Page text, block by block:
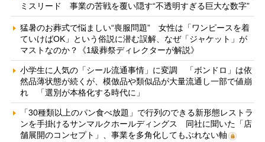
ミスリード 事業の苦戦を覆い隠す“不透明すぎる巨大な数字”
猛暑のお葬式で悩ましい“喪服問題” 女性は「ワンピースを着
ていけばOK」という俗説に潜む誤解、なぜ「ジャケット」が
マストなのか？《1級葬祭ディレクターが解説》
小学生に人気の「シール流通事情」に変調 「ボンドロ」は依
然品薄状態が続くが、模倣品や類似品が大量流通し一部で値崩
れ 「選別が本格化する時代に」
「30種類以上のパン食べ放題」で行列のできる新形態レストラ
ンを手掛けるサンマルクホールディングス 同社に聞いた「店
舗展開のコンセプト」、事業を多角化してもぶれない軸